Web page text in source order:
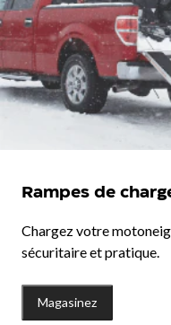
Rampes de
Chargez votre
sécuritaire et pratique.
Magasinez